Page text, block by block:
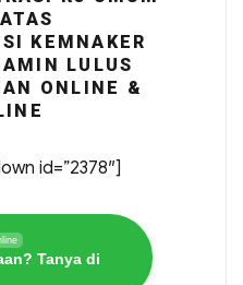
KEMNAKER
LULUS
ONLINE &
id=”2378″]
Tanya di